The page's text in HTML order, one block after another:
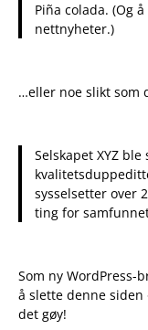
Piña colada. (Og
nettnyheter.)
…eller noe slikt som
Selskapet XYZ
sysselsetter over
ting for
Som ny WordPress-
å slette denne
det gøy!